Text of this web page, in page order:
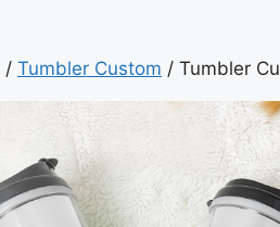
/ Tumbler Custom / Tumbler